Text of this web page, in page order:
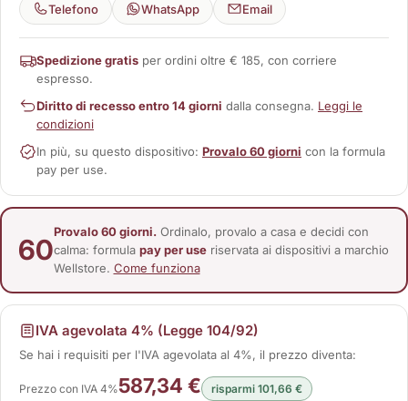
Telefono WhatsApp Email
Spedizione gratis per ordini oltre € 185, con corriere
espresso.
Diritto di recesso entro 14 giorni dalla consegna. Leggi le
condizioni
In più, su questo dispositivo: Provalo 60 giorni con la formula
pay per use.
60
Provalo 60 giorni.Ordinalo, provalo a casa e decidi con
calma: formula pay per useriservata ai dispositivi a marchio
Wellstore. Come funziona
IVA agevolata 4% (Legge 104/92)
Se hai i requisiti per l'IVA agevolata al 4%, il prezzo diventa:
Prezzo con IVA 4%587,34 € risparmi 101,66 €